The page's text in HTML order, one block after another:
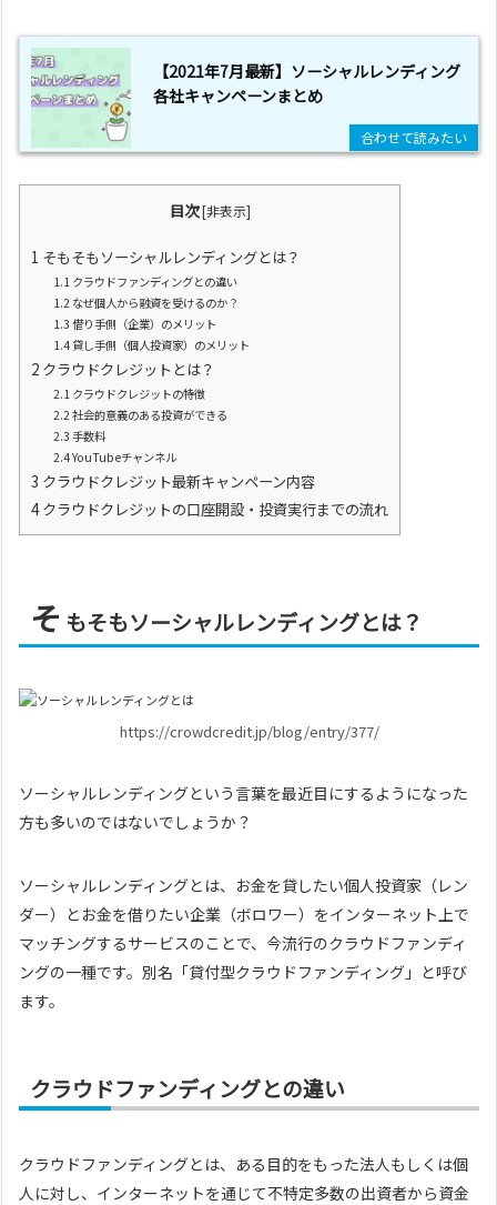
【2021年7月最新】ソーシャルレンディング
各社キャンペーンまとめ
目次 [非表示]
1 そもそもソーシャルレンディングとは？
1.1 クラウドファンディングとの違い
1.2 なぜ個人から融資を受けるのか？
1.3 借り手側（企業）のメリット
1.4貸し手側（個人投資家）のメリット
2 クラウドクレジットとは？
2.1 クラウドクレジットの特徴
2.2 社会的意義のある投資ができる
2.3 手数料
2.4YouTubeチャンネル
3 クラウドクレジット最新キャンペーン内容
4クラウドクレジットの口座開設・投資実行までの流れ
そ もそもソーシャルレンディングとは？
https://crowdcredit.jp/blog/entry/377/
ソーシャルレンディングという言葉を最近目にするようになった
方も多いのではないでしょうか？
ソーシャルレンディングとは、お金を貸したい個人投資家（レン
ダー）とお金を借りたい企業（ボロワー）をインターネット上で
マッチングするサービスのことで、今流行のクラウドファンディ
ングの一種です。別名「貸付型クラウドファンディング」と呼び
ます。
クラウドファンディングとの違い
クラウドファンディングとは、ある目的をもった法人もしくは個
人に対し、インターネットを通じて不特定多数の出資者から資金